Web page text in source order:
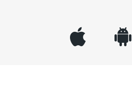
appleinc android